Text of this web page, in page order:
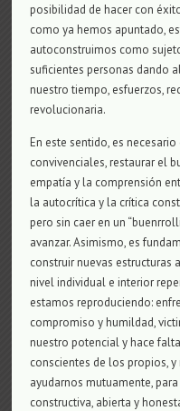
posibilidad de hacer con
como ya hemos apuntado,
autoconstruimos como
suficientes personas dando
nuestro tiempo, esfuerzos,
revolucionaria.
En este sentido, es
convivenciales, restaurar el
empatía y la comprensión
la autocrítica y la crítica
pero sin caer en un
avanzar. Asimismo, es
construir nuevas estructuras
nivel individual e interior
estamos reproduciendo:
compromiso y humildad,
nuestro potencial y hace
conscientes de los propios,
ayudarnos mutuamente,
constructiva, abierta y